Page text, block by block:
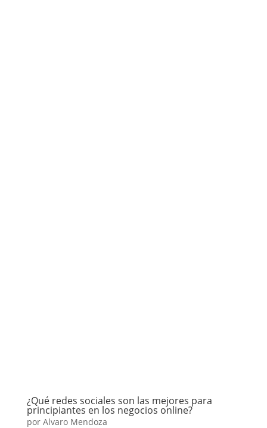
¿Qué redes sociales son las mejores para
principiantes en los negocios online?
por Alvaro Mendoza